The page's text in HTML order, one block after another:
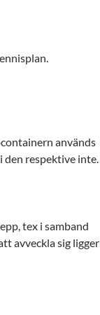
används
den respektive inte.
tex i samband
avveckla sig ligger